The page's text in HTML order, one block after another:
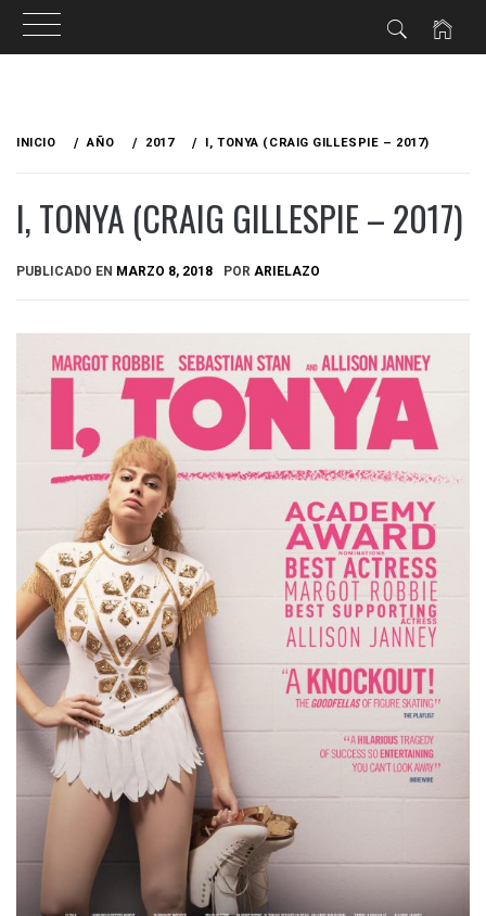
INICIO AÑO 2017 I, TONYA (CRAIG GILLESPIE – 2017)
I, TONYA (CRAIG GILLESPIE – 2017)
PUBLICADO EN MARZO 8, 2018 POR ARIELAZO